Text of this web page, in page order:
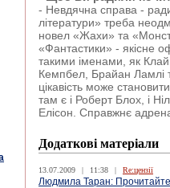
- Невдячна справа -
літератури» треба
новел «Жахи» та
«Фантастики» - якісне
такими іменами, як
Кемпбел, Брайан Ламлі
цікавість може
там є і Роберт Блох, і
Елісон. Справжнє
Додаткові матеріали
13.07.2009 | 11:38 | Re:цензії
Людмила Таран: